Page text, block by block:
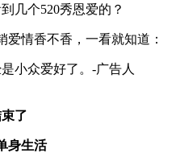
几个520秀恩爱的？
爱情香不香，一看就知道：
了
身生活